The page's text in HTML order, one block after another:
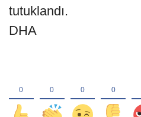
tutuklandı.
DHA